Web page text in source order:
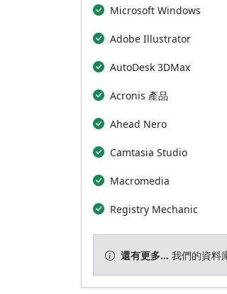
Microsoft Windows
Adobe Illustrator
AutoDesk 3DMax
Acronis 產品
Ahead Nero
Camtasia Studio
Macromedia
Registry Mechanic
還有更多… 我們的資料